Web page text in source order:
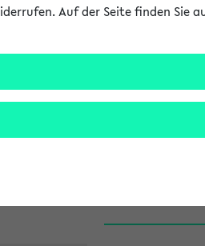
S
d
Links
Use the
How to indicate
Auf der Seite finden Sie